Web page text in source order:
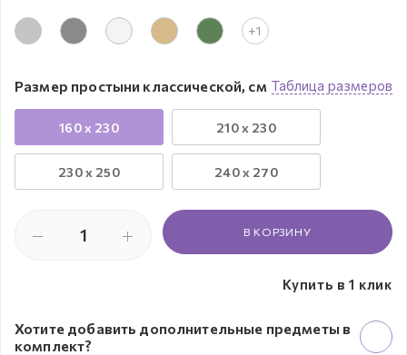
+1
Таблица размеров
Размер простыни классической, см
160 x 230 210 x 230
230 х 250 240 x 270
В КОРЗИНУ
Купить в 1 клик
Хотите добавить дополнительные предметы в
комплект?